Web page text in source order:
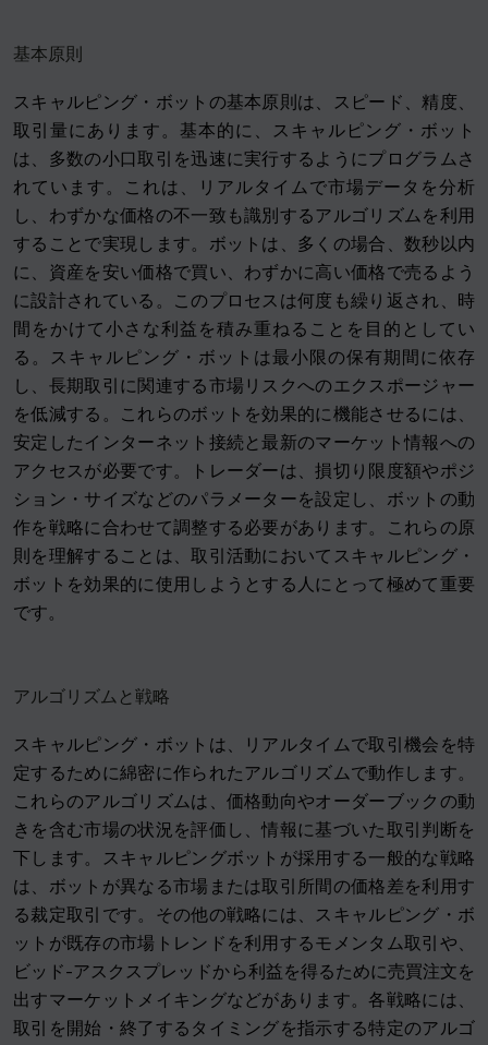
基本原則
スキャルピング・ボットの基本原則は、スピード、精度、
取引量にあります。基本的に、スキャルピング・ボット
は、多数の小口取引を迅速に実行するようにプログラムさ
れています。これは、リアルタイムで市場データを分析
し、わずかな価格の不一致も識別するアルゴリズムを利用
することで実現します。ボットは、多くの場合、数秒以内
に、資産を安い価格で買い、わずかに高い価格で売るよう
に設計されている。このプロセスは何度も繰り返され、時
間をかけて小さな利益を積み重ねることを目的としてい
る。スキャルピング・ボットは最小限の保有期間に依存
し、長期取引に関連する市場リスクへのエクスポージャー
を低減する。これらのボットを効果的に機能させるには、
安定したインターネット接続と最新のマーケット情報への
アクセスが必要です。トレーダーは、損切り限度額やポジ
ション・サイズなどのパラメーターを設定し、ボットの動
作を戦略に合わせて調整する必要があります。これらの原
則を理解することは、取引活動においてスキャルピング・
ボットを効果的に使用しようとする人にとって極めて重要
です。
アルゴリズムと戦略
スキャルピング・ボットは、リアルタイムで取引機会を特
定するために綿密に作られたアルゴリズムで動作します。
これらのアルゴリズムは、価格動向やオーダーブックの動
きを含む市場の状況を評価し、情報に基づいた取引判断を
下します。スキャルピングボットが採用する一般的な戦略
は、ボットが異なる市場または取引所間の価格差を利用す
る裁定取引です。その他の戦略には、スキャルピング・ボ
ットが既存の市場トレンドを利用するモメンタム取引や、
ビッド-アスクスプレッドから利益を得るために売買注文を
出すマーケットメイキングなどがあります。各戦略には、
取引を開始・終了するタイミングを指示する特定のアルゴ